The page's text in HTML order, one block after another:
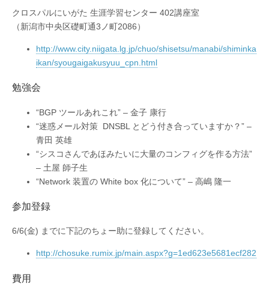
クロスパルにいがた 生涯学習センター 402講座室
（新潟市中央区礎町通3ノ町2086）
http://www.city.niigata.lg.jp/chuo/shisetsu/manabi/shiminka
ikan/syougaigakusyuu_cpn.html
勉強会
“BGP ツールあれこれ” – 金子 康行
“迷惑メール対策 DNSBL とどう付き合っていますか？” –
青田 英雄
“シスコさんであほみたいに大量のコンフィグを作る方法”
– 土屋 師子生
“Network 装置の White box 化について” – 高嶋 隆一
参加登録
6/6(金) までに下記のちょー助に登録してください。
http://chosuke.rumix.jp/main.aspx?g=1ed623e5681ecf282
費用